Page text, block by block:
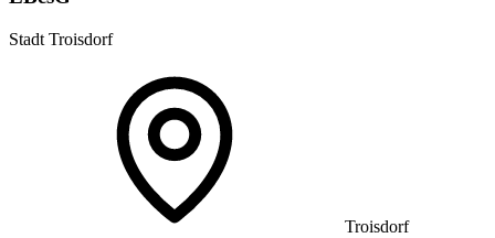
Stadt Troisdorf
Troisdorf